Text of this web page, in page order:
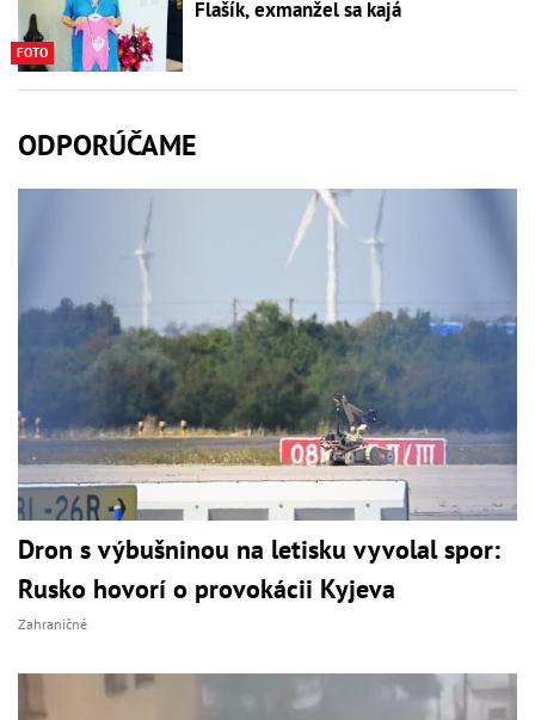
FOTO
Flašík, exmanžel sa kajá
ODPORÚČAME
Dron s výbušninou na letisku vyvolal spor:
Rusko hovorí o provokácii Kyjeva
Zahraničné